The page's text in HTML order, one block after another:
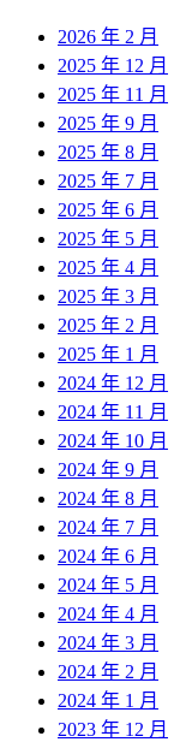
2026 年 2 月
2025 年 12 月
2025 年 11 月
2025 年 9 月
2025 年 8 月
2025 年 7 月
2025 年 6 月
2025 年 5 月
2025 年 4 月
2025 年 3 月
2025 年 2 月
2025 年 1 月
2024 年 12 月
2024 年 11 月
2024 年 10 月
2024 年 9 月
2024 年 8 月
2024 年 7 月
2024 年 6 月
2024 年 5 月
2024 年 4 月
2024 年 3 月
2024 年 2 月
2024 年 1 月
2023 年 12 月